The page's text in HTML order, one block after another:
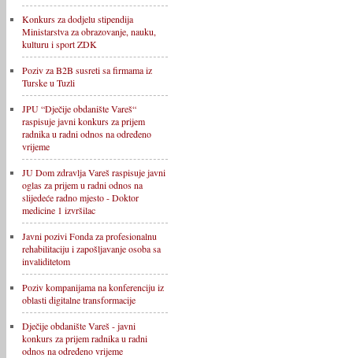
Konkurs za dodjelu stipendija
Ministarstva za obrazovanje, nauku,
kulturu i sport ZDK
Poziv za B2B susreti sa firmama iz
Turske u Tuzli
JPU “Dječije obdanište Vareš“
raspisuje javni konkurs za prijem
radnika u radni odnos na određeno
vrijeme
JU Dom zdravlja Vareš raspisuje javni
oglas za prijem u radni odnos na
slijedeće radno mjesto - Doktor
medicine 1 izvršilac
Javni pozivi Fonda za profesionalnu
rehabilitaciju i zapošljavanje osoba sa
invaliditetom
Poziv kompanijama na konferenciju iz
oblasti digitalne transformacije
Dječije obdanište Vareš - javni
konkurs za prijem radnika u radni
odnos na određeno vrijeme